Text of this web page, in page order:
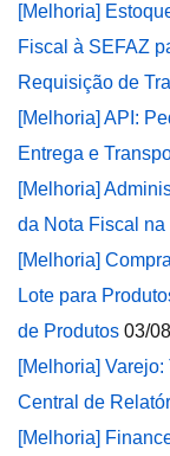
[Melhoria]
Fiscal à SEFAZ
Requisição de
[Melhoria] API:
Entrega e
[Melhoria]
da Nota Fiscal
[Melhoria]
Lote para
de Produtos 03/
[Melhoria]
Central de
[Melhoria]